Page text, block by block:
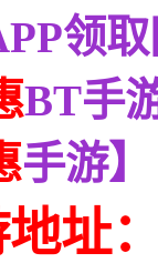
领
BT手
手游】
址